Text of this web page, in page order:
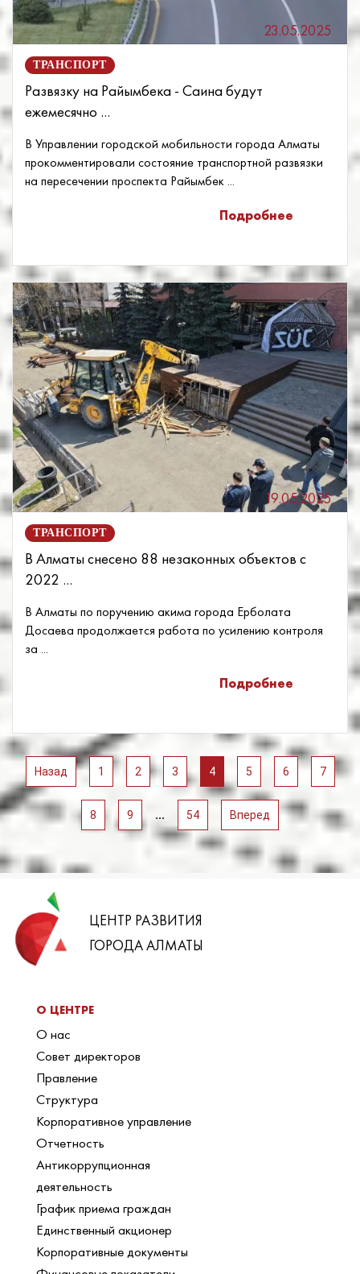
23.05.2025
ТРАНСПОРТ
Развязку на Райымбека - Саина будут
ежемесячно ...
В Управлении городской мобильности города Алматы
прокомментировали состояние транспортной развязки
на пересечении проспекта Райымбек ...
Подробнее
19.05.2025
ТРАНСПОРТ
В Алматы снесено 88 незаконных объектов с
2022 ...
В Алматы по поручению акима города Ерболата
Досаева продолжается работа по усилению контроля
за ...
Подробнее
Назад 1 2 3 4 5 6 7
8 9 ... 54 Вперед
ЦЕНТР РАЗВИТИЯ
ГОРОДА АЛМАТЫ
О ЦЕНТРЕ
О нас
Совет директоров
Правление
Структура
Корпоративное управление
Отчетность
Антикоррупционная
деятельность
График приема граждан
Единственный акционер
Корпоративные документы